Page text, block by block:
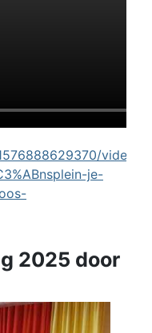
videos/
je-
2025 door